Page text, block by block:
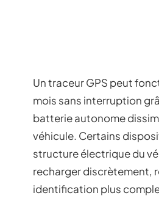
Un traceur GPS peut
mois sans interruption
batterie autonome
véhicule. Certains
structure électrique du
recharger discrètement,
identification plus